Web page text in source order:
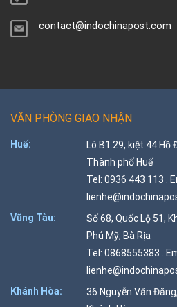
contact@indochinapost.com
VĂN PHÒNG GIAO NHẬN
Huế:
Lô B1.29, kiệt 44 Hồ
Thành phố Huế
Tel: 0936 443 113 .
Vũng Tàu:
Số 68, Quốc Lộ 51,
Phú Mỹ, Bà Rịa
Tel: 0868555383 .
Khánh Hòa:
36 Nguyễn Văn